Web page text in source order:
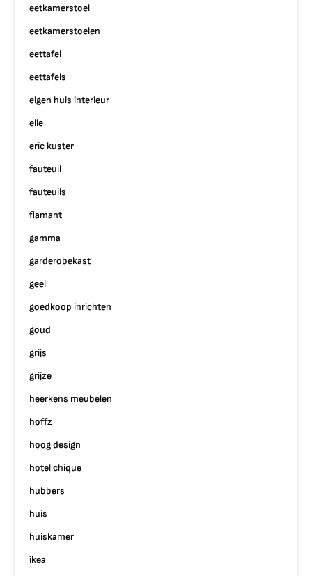
eetkamerstoel
eetkamerstoelen
eettafel
eettafels
eigen huis interieur
elle
eric kuster
fauteuil
fauteuils
flamant
gamma
garderobekast
geel
goedkoop inrichten
goud
grijs
grijze
heerkens meubelen
hoffz
hoog design
hotel chique
hubbers
huis
huiskamer
ikea